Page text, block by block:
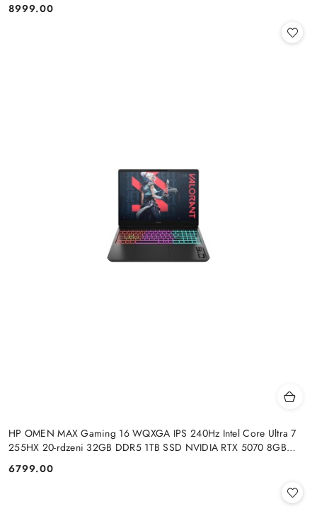
Cena:
8999.00
HP OMEN MAX Gaming 16 WQXGA IPS 240Hz Intel Core Ultra 7
255HX 20-rdzeni 32GB DDR5 1TB SSD NVIDIA RTX 5070 8GB
Cena:
6799.00